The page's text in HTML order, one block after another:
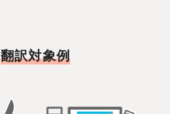
翻訳対象例